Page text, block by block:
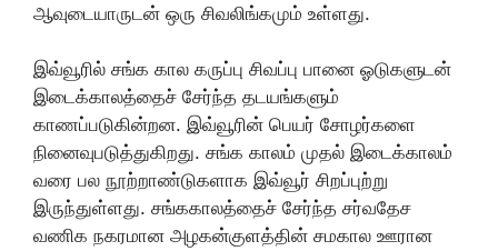
ஆவுடையாருடன் ஒரு சிவலிங்கமும் உள்ளது.
இவ்வூரில் சங்க கால கருப்பு சிவப்பு பானை ஓடுகளுடன்
இடைக்காலத்தைச் சேர்ந்த தடயங்களும்
காணப்படுகின்றன. இவ்வூரின் பெயர் சோழர்களை
நினைவுபடுத்துகிறது. சங்க காலம் முதல் இடைக்காலம்
வரை பல நூற்றாண்டுகளாக இவ்வூர் சிறப்புற்று
இருந்துள்ளது. சங்ககாலத்தைச் சேர்ந்த சர்வதேச
வணிக நகரமான அழகன்குளத்தின் சமகால ஊரான